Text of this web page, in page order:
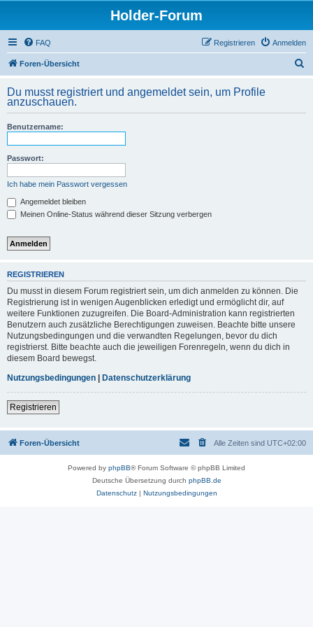
Holder-Forum
FAQ Anmelden
Registrieren
Foren-Übersicht
h
Du musst registriert und angemeldet sein, um Profile
anzuschauen.
Benutzername:
Passwort:
Ich habe mein Passwort vergessen
Angemeldet bleiben
Meinen Online-Status während dieser Sitzung verbergen
REGISTRIEREN
Du musst in diesem Forum registriert sein, um dich anmelden zu können. Die
Registrierung ist in wenigen Augenblicken erledigt und ermöglicht dir, auf
weitere Funktionen zuzugreifen. Die Board-Administration kann registrierten
Benutzern auch zusätzliche Berechtigungen zuweisen. Beachte bitte unsere
Nutzungsbedingungen und die verwandten Regelungen, bevor du dich
registrierst. Bitte beachte auch die jeweiligen Forenregeln, wenn du dich in
diesem Board bewegst.
Nutzungsbedingungen | Datenschutzerklärung
Registrieren
Foren-Übersicht Alle Zeiten sind UTC+02:00
Powered by phpBB® Forum Software © phpBB Limited
Deutsche Übersetzung durch phpBB.de
Datenschutz| Nutzungsbedingungen